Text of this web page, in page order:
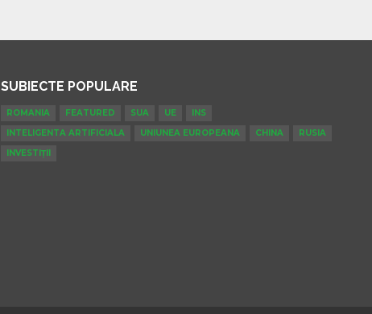
SUBIECTE POPULARE
ROMANIA FEATURED SUA UE
INS
INTELIGENTA ARTIFICIALA
UNIUNEA EUROPEANA CHINA
RUSIA
INVESTIȚII